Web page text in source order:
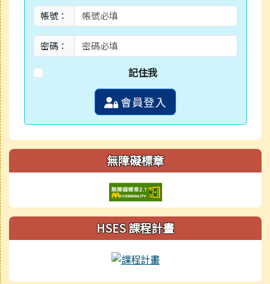
帳號：
密碼：
記住我
會員登入
無障礙標章
HSES 課程計畫